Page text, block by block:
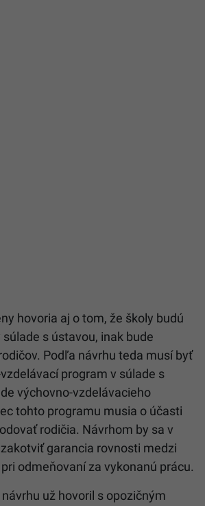
hovoria aj o tom, že školy budú
s ústavou, inak bude
Podľa návrhu teda musí byť
program v súlade s
výchovno-vzdelávacieho
tohto programu musia o účasti
rodičia. Návrhom by sa v
garancia rovnosti medzi
odmeňovaní za vykonanú prácu.
už hovoril s opozičným